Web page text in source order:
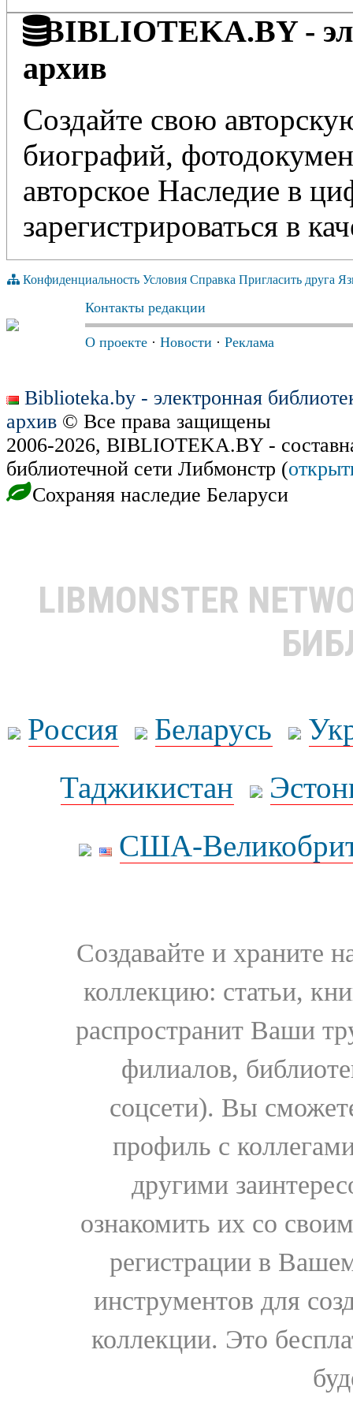
BIBLIOTEKA.BY -
архив
Создайте свою
биографий,
авторское Наследие в
зарегистрироваться в
Конфиденциальность Условия Справка Пригласить друга
Контакты редакции
О проекте · Новости · Реклама
Biblioteka.by - электронная
архив © Все права защищены
2006-2026, BIBLIOTEKA.BY -
библиотечной сети Либмонстр (
Сохраняя наследие Беларуси
LIBMONSTER
Россия Беларусь
Таджикистан
США-
Создавайте и храните
коллекцию: статьи,
распространит Ваши
филиалов,
соцсети). Вы
профиль с
другими
ознакомить их со
регистрации в
инструментов для
коллекции. Это